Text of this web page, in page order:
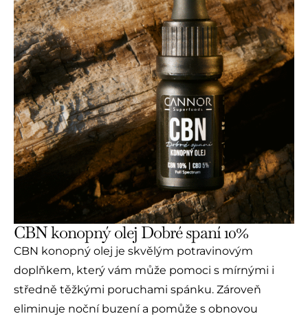
CBN konopný olej Dobré spaní 10%
CBN konopný olej je skvělým potravinovým
doplňkem, který vám může pomoci s mírnými i
středně těžkými poruchami spánku. Zároveň
eliminuje noční buzení a pomůže s obnovou